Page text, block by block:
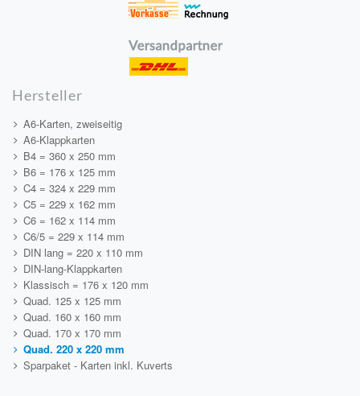
Hersteller
A6-Karten, zweiseitig
A6-Klappkarten
B4 = 360 x 250 mm
B6 = 176 x 125 mm
C4 = 324 x 229 mm
C5 = 229 x 162 mm
C6 = 162 x 114 mm
C6/5 = 229 x 114 mm
DIN lang = 220 x 110 mm
DIN-lang-Klappkarten
Klassisch = 176 x 120 mm
Quad. 125 x 125 mm
Quad. 160 x 160 mm
Quad. 170 x 170 mm
Quad. 220 x 220 mm
Sparpaket - Karten inkl. Kuverts